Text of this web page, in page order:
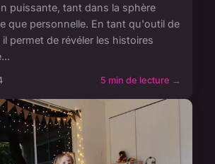
puissante, tant dans la sphère
que personnelle. En tant qu'outil de
permet de révéler les histoires
5 min de lecture →